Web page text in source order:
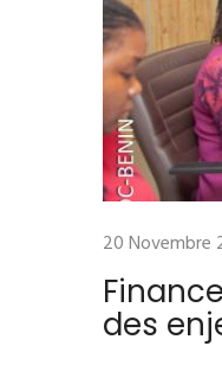
20 Novembre
des